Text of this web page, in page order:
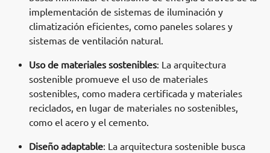
implementación de sistemas de iluminación y
climatización eficientes, como paneles solares y
sistemas de ventilación natural.
Uso de materiales sostenibles: La arquitectura
sostenible promueve el uso de materiales
sostenibles, como madera certificada y materiales
reciclados, en lugar de materiales no sostenibles,
como el acero y el cemento.
Diseño adaptable: La arquitectura sostenible busca